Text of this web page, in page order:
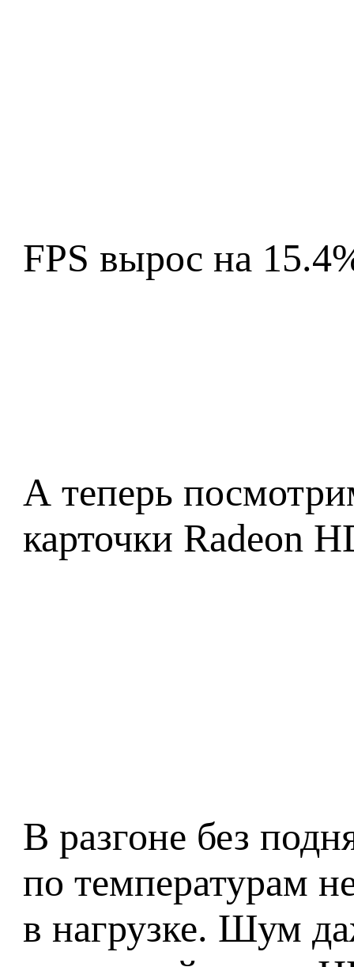
FPS вырос на
А теперь
карточки Radeon
В разгоне без
по температурам
в нагрузке. Шум